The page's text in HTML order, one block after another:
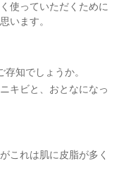
使っていただくために
います。
知でしょうか。
キビと、おとなになっ
これは肌に皮脂が多く